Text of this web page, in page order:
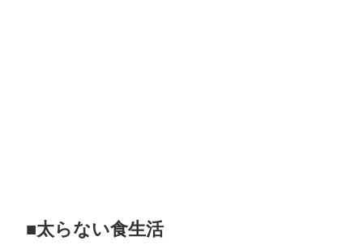
■太らない食生活